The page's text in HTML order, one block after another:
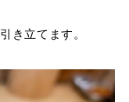
き立てます。